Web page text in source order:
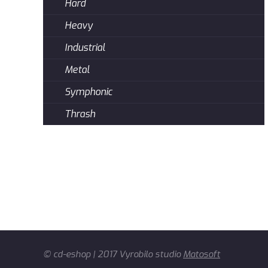
Hard
Heavy
Industrial
Metal
Symphonic
Thrash
© cd-eshop | 2017 Vyrobilo studio Matosoft